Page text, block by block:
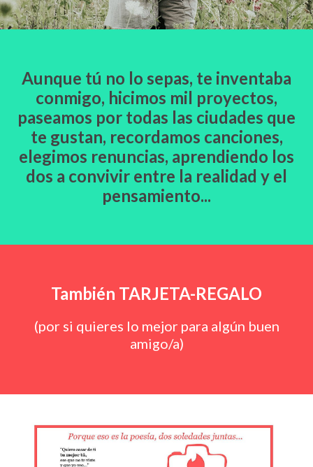
Aunque tú no lo sepas, te inventaba
conmigo, hicimos mil proyectos,
paseamos por todas las ciudades que
te gustan, recordamos canciones,
elegimos renuncias, aprendiendo los
dos a convivir entre la realidad y el
pensamiento...
También TARJETA-REGALO
(por si quieres lo mejor para algún buen
amigo/a)